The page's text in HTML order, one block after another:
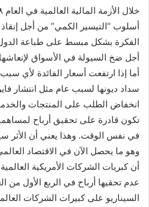
أسلوب “التيسير الكمي” من أجل
الفكرة بشكل مبسط على طباعة
أجل ضخ السيولة في الأسواق لإنعاشها
أما إذا ارتفعت أسعار الفائدة لأي
سداد ديونها لسبب عام مثل انتشار
انخفاض الطلب على المنتجات
تكون قادرة على تحقيق أرباح
في نفس الوقت. وهذا يعني أن الأثر
وهو ما يحصل الآن في الاقتصاد
أن كبريات الشركات الأمريكية
عدم تحقيها أرباح في الربع الأول
السيناريو على كبيرات الشركات